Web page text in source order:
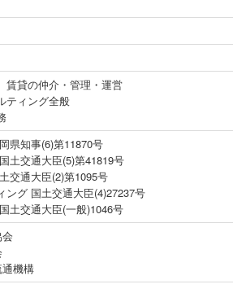
賃貸の仲介・管理・運営
ティング全般
県知事(6)第11870号
土交通大臣(5)第41819号
交通大臣(2)第1095号
ング 国土交通大臣(4)27237号
土交通大臣(一般)1046号
機構